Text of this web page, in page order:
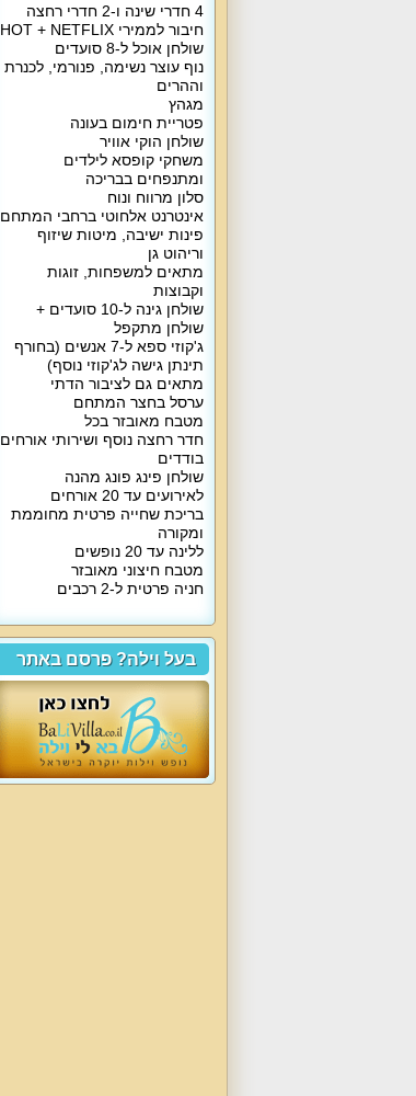
4 חדרי שינה ו-2 חדרי רחצה
חיבור לממירי HOT + NETFLIX
שולחן אוכל ל-8 סועדים
נוף עוצר נשימה, פנורמי, לכנרת
וההרים
מגהץ
פטריית חימום בעונה
שולחן הוקי אוויר
משחקי קופסא לילדים
ומתנפחים בבריכה
סלון מרווח ונוח
אינטרנט אלחוטי ברחבי המתחם
פינות ישיבה, מיטות שיזוף
וריהוט גן
מתאים למשפחות, זוגות
וקבוצות
שולחן גינה ל-10 סועדים +
שולחן מתקפל
ג'קוזי ספא ל-7 אנשים (בחורף
תינתן גישה לג'קוזי נוסף)
מתאים גם לציבור הדתי
ערסל בחצר המתחם
מטבח מאובזר בכל
חדר רחצה נוסף ושירותי אורחים
בודדים
שולחן פינג פונג מהנה
לאירועים עד 20 אורחים
בריכת שחייה פרטית מחוממת
ומקורה
ללינה עד 20 נופשים
מטבח חיצוני מאובזר
חניה פרטית ל-2 רכבים
בעל וילה? פרסם באתר